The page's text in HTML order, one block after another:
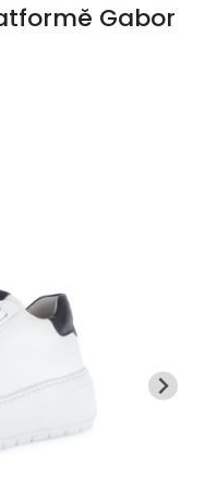
Gabor